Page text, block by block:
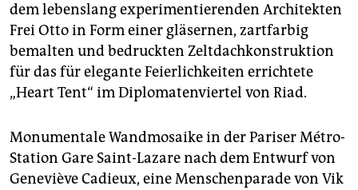
dem lebenslang experimentierenden Architekten
Frei Otto in Form einer gläsernen, zartfarbig
bemalten und bedruckten Zeltdachkonstruktion
für das für elegante Feierlichkeiten errichtete
„Heart Tent“ im Diplomatenviertel von Riad.
Monumentale Wandmosaike in der Pariser Métro-
Station Gare Saint-Lazare nach dem Entwurf von
Geneviève Cadieux, eine Menschenparade von Vik